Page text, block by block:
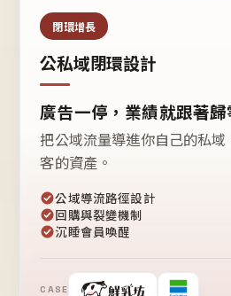
閉環增長
公私域閉環設計
廣告一停，業績就跟著歸
把公域流量導進你自己的私
客的資產。
公域導流路徑設計
回購與裂變機制
沉睡會員喚醒
CASE